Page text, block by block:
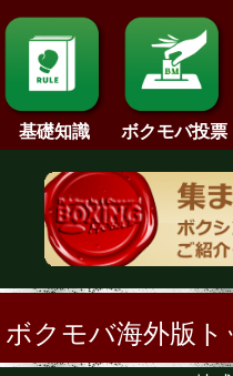
基礎知識 ボクモバ投票
ボクモバ海外版